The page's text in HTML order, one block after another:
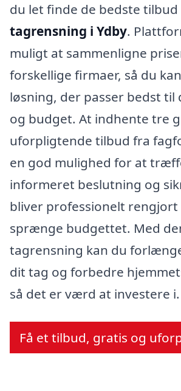
du let finde de bedste tilbud
tagrensning i Ydby.
muligt at sammenligne
forskellige firmaer, så du
løsning, der passer bedst til
og budget. At indhente tre
uforpligtende tilbud fra
en god mulighed for at
informeret beslutning og
bliver professionelt rengjort
sprænge budgettet. Med
tagrensning kan du
dit tag og forbedre
så det er værd at investere i.
Få et tilbud, gratis og